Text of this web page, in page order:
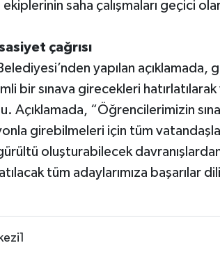
ekiplerinin saha çalışmaları geçici
çağrısı
yapılan açıklamada,
bir sınava girecekleri hatırlatılarak
Açıklamada, “Öğrencilerimizin
girebilmeleri için tüm
oluşturabilecek davranışlardan
tüm adaylarımıza başarılar